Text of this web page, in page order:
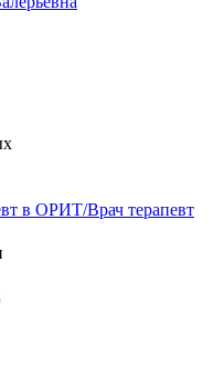
в ОРИТ/Врач терапевт